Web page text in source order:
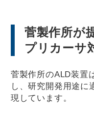
菅製作所が
プリカーサ
菅製作所のALD装置
し、研究開発用途に
現しています。